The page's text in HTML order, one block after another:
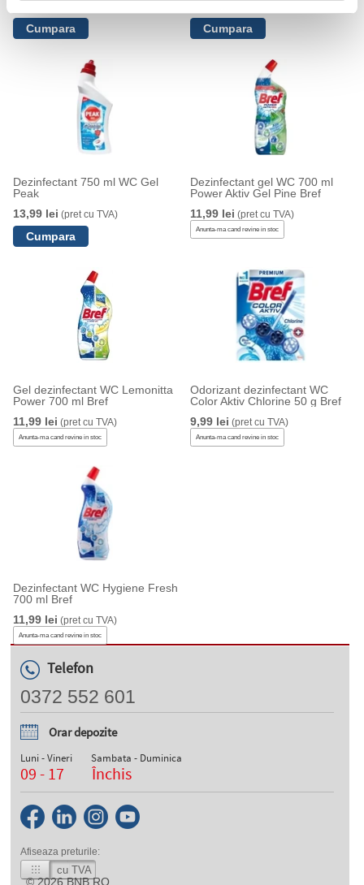
Dezinfectant 750 ml WC Gel
Peak
13,99 lei (pret cu TVA)
Dezinfectant gel WC 700 ml
Power Aktiv Gel Pine Bref
11,99 lei (pret cu TVA)
Anunta-ma cand revine in stoc
Gel dezinfectant WC Lemonitta
Power 700 ml Bref
11,99 lei (pret cu TVA)
Anunta-ma cand revine in stoc
Odorizant dezinfectant WC
Color Aktiv Chlorine 50 g Bref
9,99 lei (pret cu TVA)
Anunta-ma cand revine in stoc
Dezinfectant WC Hygiene Fresh
700 ml Bref
11,99 lei (pret cu TVA)
Anunta-ma cand revine in stoc
Telefon
0372 552 601
Orar depozite
Luni - Vineri
09 - 17
Sambata - Duminica
Închis
Afiseaza preturile:
cu TVA
© 2026BNB.RO